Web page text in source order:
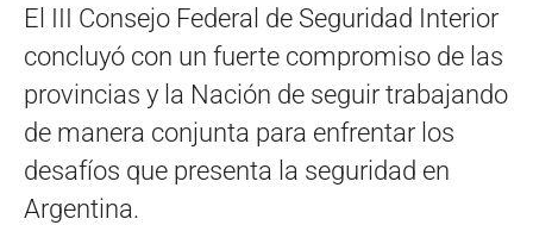
El III Consejo Federal de Seguridad Interior
concluyó con un fuerte compromiso de las
provincias y la Nación de seguir trabajando
de manera conjunta para enfrentar los
desafíos que presenta la seguridad en
Argentina.